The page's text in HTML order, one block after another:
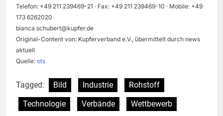
Telefon: +49 211 239469-21 · Fax: +49 211 239469-10 · Mobile: +49
173 6262020
bianca.schubert@kupfer.de
Original-Content von: Kupferverband e.V., übermittelt durch news
aktuell
Quelle: ots
Tagged: Bild Industrie
Rohstoff
Technologie
Verbände Wettbewerb